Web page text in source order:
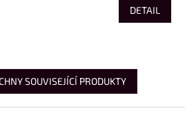
DETAIL
SOUVISEJÍCÍ PRODUKTY